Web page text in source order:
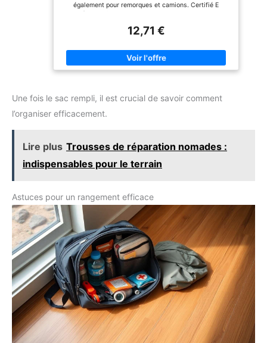
lb ou 250 kg) LE FROID EST
portable et idéal pour les
comme le camping, la
randonnée, la chasse, la
pêche, la navigation de
coupons aucun coin de
également pour remorques et camions. Certifié E
Matériel de fixation inclus 2 disques de dispersion
12,71 €
Une fois le sac rempli, il est crucial de savoir comment
l’organiser efficacement.
Lire plus Trousses de réparation nomades :
indispensables pour le terrain
Astuces pour un rangement efficace